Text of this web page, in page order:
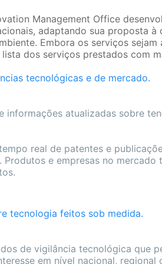
Management Office
adaptando sua proposta à
Embora os serviços
dos serviços prestados com
tecnológicas e de mercado.
informações atualizadas sobre
real de patentes e
Produtos e empresas no
tecnologia feitos sob medida.
de vigilância tecnológica que
em nível nacional,